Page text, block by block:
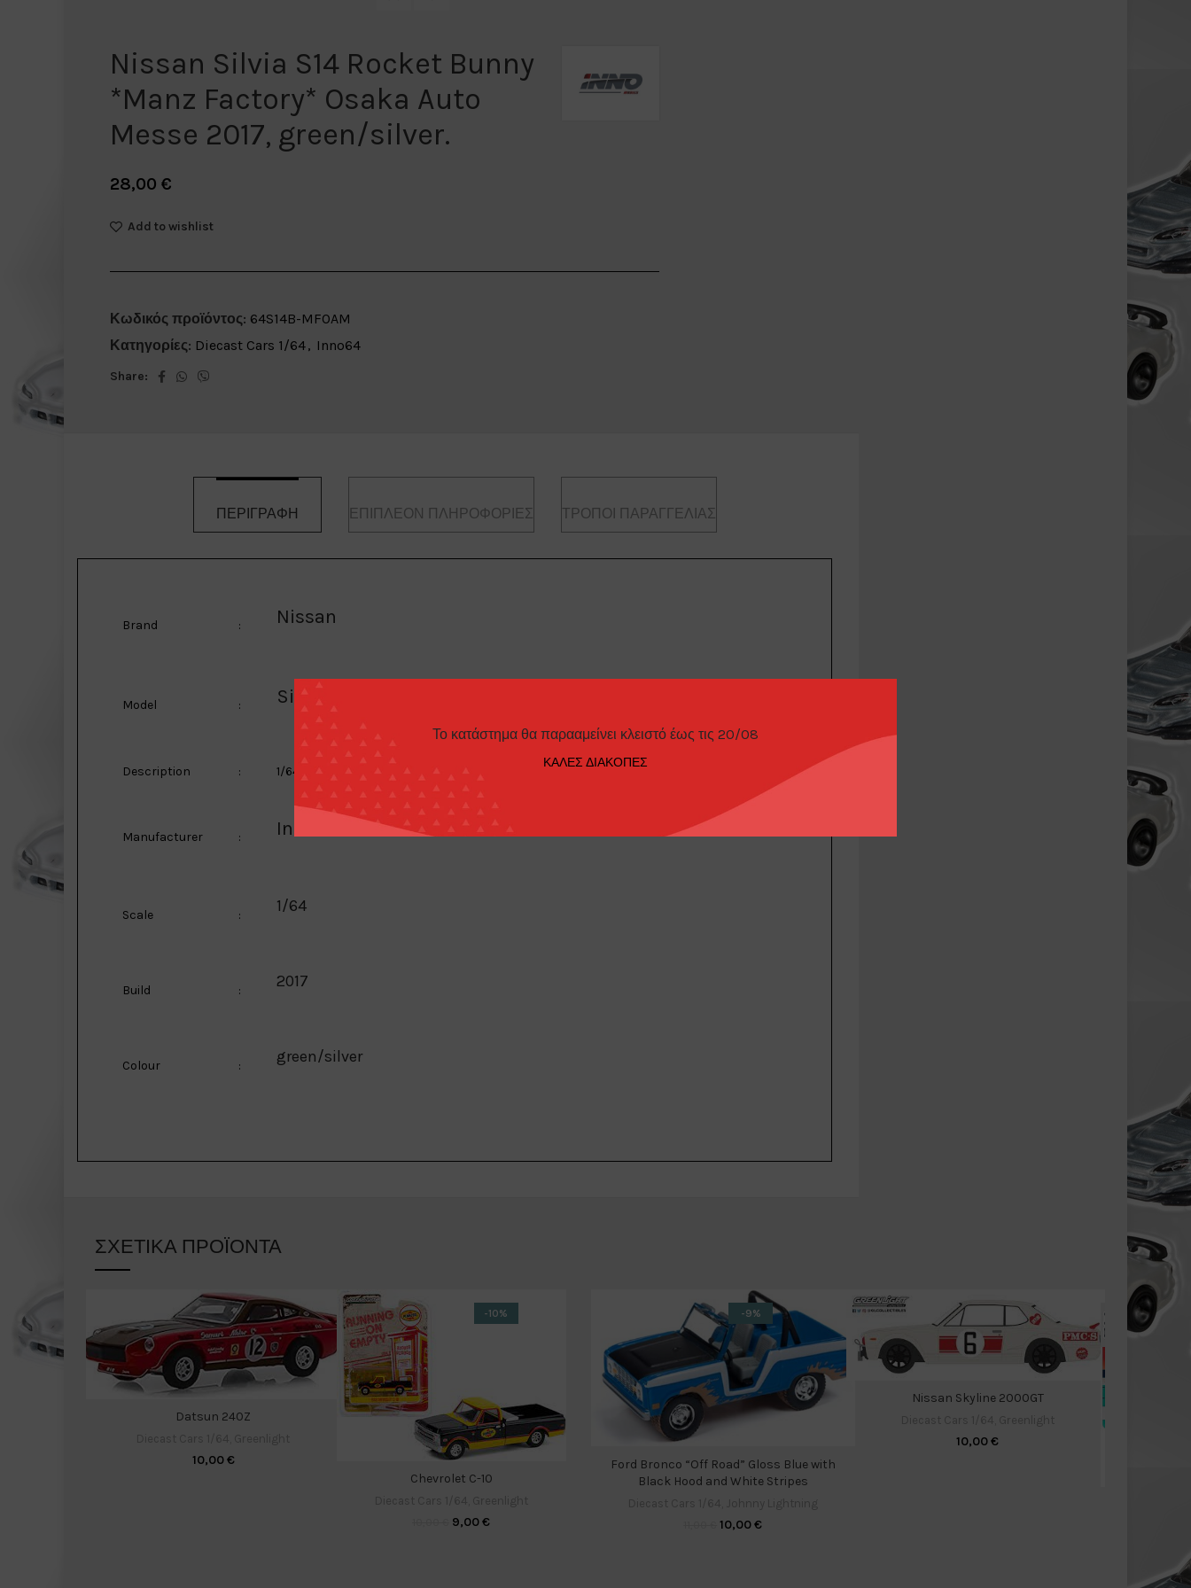
Το κατάστημα θα παρααμείνει κλειστό έως τις 20/08
ΚΑΛΕΣ ΔΙΑΚΟΠΕΣ
Nissan Silvia S14 Rocket Bunny
*Manz Factory* Osaka Auto
Messe 2017, green/silver.
28,00 €
Add to wishlist
Κωδικός προϊόντος: 64S14B-MFOAM
Κατηγορίες: Diecast Cars 1/64, Inno64
Share:
ΠΕΡΙΓΡΑΦΉ ΕΠΙΠΛΈΟΝ ΠΛΗΡΟΦΟΡΊΕΣ ΤΡΌΠΟΙ ΠΑΡΑΓΓΕΛΊΑΣ
Brand : Nissan
Model : Silvia S14 Rocket Bunny
Description : 1/64 Nissan Silvia S14 Rocket Bunny *Manz Factory* Osaka Auto Messe 2017, green/silver.
Manufacturer : Inno Models
Scale : 1/64
Build : 2017
Colour : green/silver
ΣΧΕΤΙΚΆ ΠΡΟΪΌΝΤΑ
Datsun 240Z
10,00€
-10%
Chevrolet C-10
9,00€
-9%
Ford Bronco “Off Road” Gloss Blue with
Black Hood and White Stripes
10,00€
Nissan Skyline 2000GT
10,00€